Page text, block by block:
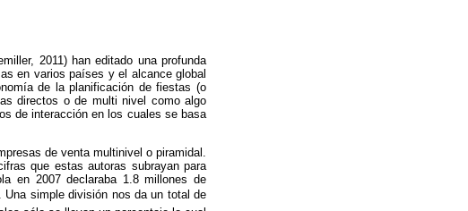
2011) han editado una profunda
en varios países y el alcance global
de la planificación de fiestas (o
directos o de multi nivel como algo
de interacción en los cuales se basa
de venta multinivel o piramidal.
que estas autoras subrayan para
en 2007 declaraba 1.8 millones de
Una simple división nos da un total de